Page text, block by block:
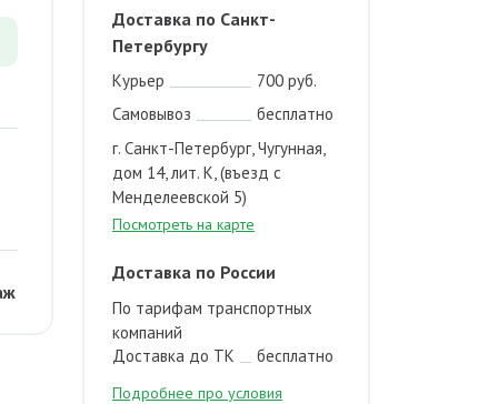
Доставка по Санкт-
Петербургу
Курьер
700 руб.
Самовывоз
бесплатно
г. Санкт-Петербург, Чугунная,
дом 14, лит. К, (въезд с
Менделеевской 5)
Посмотреть на карте
Доставка по России
По тарифам транспортных
компаний
Доставка до ТК
бесплатно
Подробнее про условия